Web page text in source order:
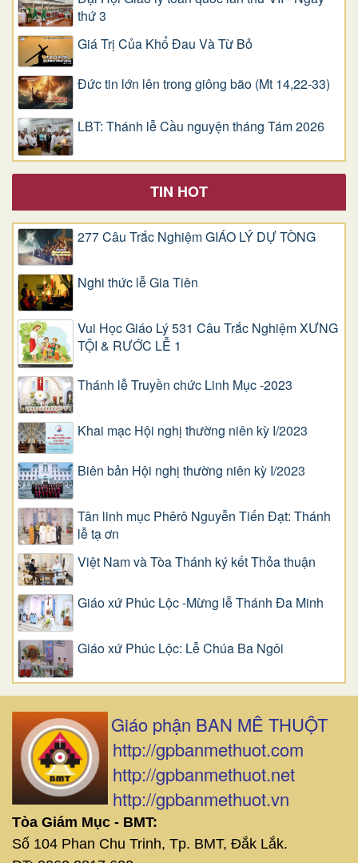
thứ 3
Giá Trị Của Khổ Ðau Và Từ Bỏ
Đức tin lớn lên trong giông bão (Mt 14,22-33)
LBT: Thánh lễ Cầu nguyện tháng Tám 2026
TIN HOT
277 Câu Trắc Nghiệm GIÁO LÝ DỰ TÒNG
Nghi thức lễ Gia Tiên
Vui Học Giáo Lý 531 Câu Trắc Nghiệm XƯNG
TỘI & RƯỚC LỄ 1
Thánh lễ Truyền chức Linh Mục -2023
Khai mạc Hội nghị thường niên kỳ I/2023
Biên bản Hội nghị thường niên kỳ I/2023
Tân linh mục Phêrô Nguyễn Tiến Đạt: Thánh
lễ tạ ơn
Việt Nam và Tòa Thánh ký kết Thỏa thuận
Giáo xứ Phúc Lộc -Mừng lễ Thánh Đa Minh
Giáo xứ Phúc Lộc: Lễ Chúa Ba Ngôi
Giáo phận BAN MÊ THUỘT
http://gpbanmethuot.com
http://gpbanmethuot.net
http://gpbanmethuot.vn
Tòa Giám Mục - BMT:
Số 104 Phan Chu Trinh, Tp. BMT, Đắk Lắk.